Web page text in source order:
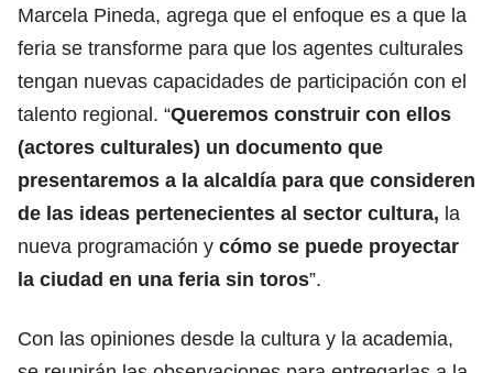
Marcela Pineda, agrega que el enfoque es a que la
feria se transforme para que los agentes culturales
tengan nuevas capacidades de participación con el
talento regional. “Queremos construir con ellos
(actores culturales) un documento que
presentaremos a la alcaldía para que consideren
de las ideas pertenecientes al sector cultura, la
nueva programación y cómo se puede proyectar
la ciudad en una feria sin toros”.
Con las opiniones desde la cultura y la academia,